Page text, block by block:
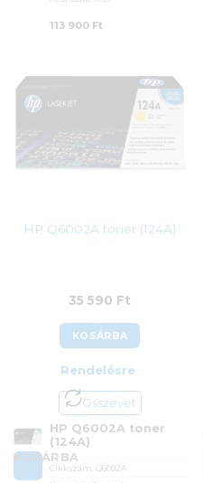
113 900 Ft
HP Q6002A toner (124A)
35 590 Ft
KOSÁRBA
Rendelésre
Összevet
KOSÁRBA
HP Q6002A toner
(124A)
Cikkszám:Q6002A